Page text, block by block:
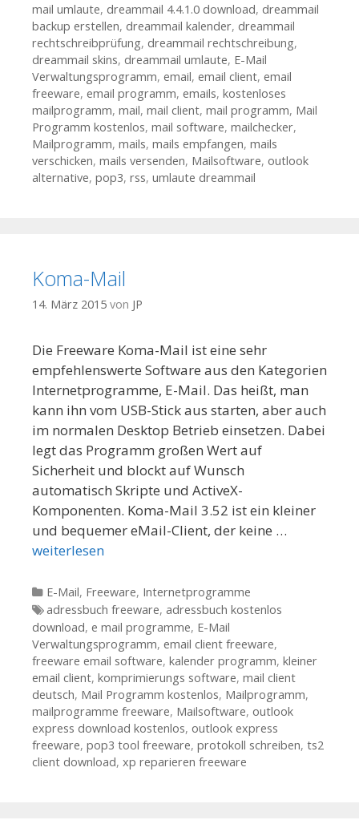
mail umlaute, dreammail 4.4.1.0 download, dreammail
backup erstellen, dreammail kalender, dreammail
rechtschreibprüfung, dreammail rechtschreibung,
dreammail skins, dreammail umlaute, E-Mail
Verwaltungsprogramm, email, email client, email
freeware, email programm, emails, kostenloses
mailprogramm, mail, mail client, mail programm, Mail
Programm kostenlos, mail software, mailchecker,
Mailprogramm, mails, mails empfangen, mails
verschicken, mails versenden, Mailsoftware, outlook
alternative, pop3, rss, umlaute dreammail
Koma-Mail
14. März 2015 von JP
Die Freeware Koma-Mail ist eine sehr
empfehlenswerte Software aus den Kategorien
Internetprogramme, E-Mail. Das heißt, man
kann ihn vom USB-Stick aus starten, aber auch
im normalen Desktop Betrieb einsetzen. Dabei
legt das Programm großen Wert auf
Sicherheit und blockt auf Wunsch
automatisch Skripte und ActiveX-
Komponenten. Koma-Mail 3.52 ist ein kleiner
und bequemer eMail-Client, der keine …
weiterlesen
Kategorien
E-Mail, Freeware, Internetprogramme
Tags
adressbuch freeware, adressbuch kostenlos
download, e mail programme, E-Mail
Verwaltungsprogramm, email client freeware,
freeware email software, kalender programm, kleiner
email client, komprimierungs software, mail client
deutsch, Mail Programm kostenlos, Mailprogramm,
mailprogramme freeware, Mailsoftware, outlook
express download kostenlos, outlook express
freeware, pop3 tool freeware, protokoll schreiben, ts2
client download, xp reparieren freeware